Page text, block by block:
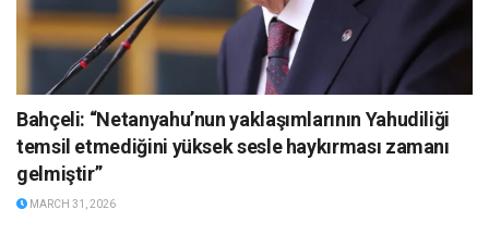
Bahçeli: “Netanyahu’nun yaklaşımlarının Yahudiliği
temsil etmediğini yüksek sesle haykırması zamanı
gelmiştir”
MARCH 31, 2026